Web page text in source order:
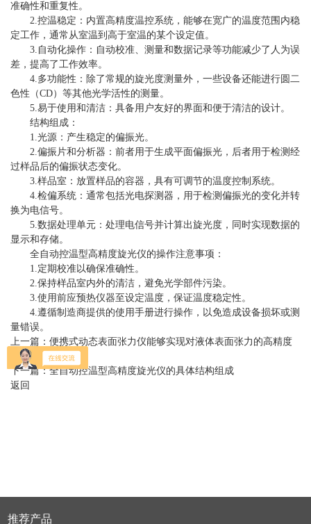
准确性和重复性。
2.控温稳定：内置高精度温控系统，能够在宽广的温度范围内稳
定工作，通常从室温到高于室温的某个设定值。
3.自动化操作：自动校准、测量和数据记录等功能减少了人为误
差，提高了工作效率。
4.多功能性：除了常规的旋光度测量外，一些设备还能进行圆二
色性（CD）等其他光学活性的测量。
5.易于使用和清洁：具备用户友好的界面和便于清洁的设计。
结构组成：
1.光源：产生稳定的偏振光。
2.偏振片和分析器：前者用于生成平面偏振光，后者用于检测经
过样品后的偏振状态变化。
3.样品室：放置样品的容器，具有可调节的温度控制系统。
4.检偏系统：通常包括光电探测器，用于检测偏振光的变化并转
换为电信号。
5.数据处理单元：处理电信号并计算出旋光度，同时实现数据的
显示和存储。
全自动控温型高精度旋光仪的操作注意事项：
1.定期校准以确保准确性。
2.保持样品室内外的清洁，避免光学部件污染。
3.使用前应预热仪器至设定温度，保证温度稳定性。
4.遵循制造商提供的使用手册进行操作，以免造成设备损坏或测
量错误。
上一篇： 便携式动态表面张力仪能够实现对液体表面张力的高精度
测量
下一篇：全自动控温型高精度旋光仪的具体结构组成
返回
推荐产品